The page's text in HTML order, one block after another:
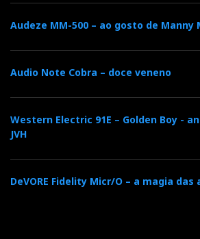
Audeze MM-500 – ao gosto de Manny
Audio Note Cobra – doce veneno
Western Electric 91E – Golden Boy -
JVH
DeVORE Fidelity Micr/O – a magia das